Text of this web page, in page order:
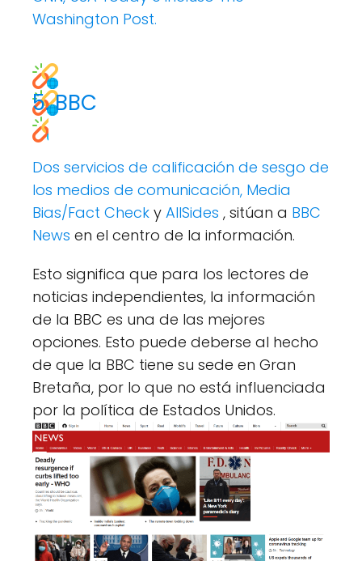
Washington Post.
5. BBC
Dos servicios de calificación de sesgo de
los medios de comunicación, Media
Bias/Fact Check y AllSides , sitúan a BBC
News en el centro de la información.
Esto significa que para los lectores de
noticias independientes, la información
de la BBC es una de las mejores
opciones. Esto puede deberse al hecho
de que la BBC tiene su sede en Gran
Bretaña, por lo que no está influenciada
por la política de Estados Unidos.